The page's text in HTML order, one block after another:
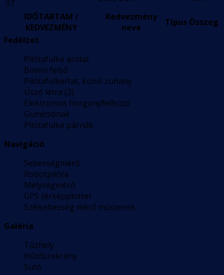
07
IDŐTARTAM /
KEDVEZMÉNY
Kedvezmény
neve
Típus Összeg
Fedélzet
Pilótafülke asztal
Bimini felső
Pilótafülke/tat, külső zuhany
Úszó létra (2)
Elektromos horgonyfelhúzó
Gumicsónak
Pilótafülke párnák
Navigáció
Sebességmérő
Robotpilóta
Mélységmérő
GPS térképplotter
Szélsebesség mérő műszerek
Galéria
Tűzhely
Hűtőszekrény
Sütő